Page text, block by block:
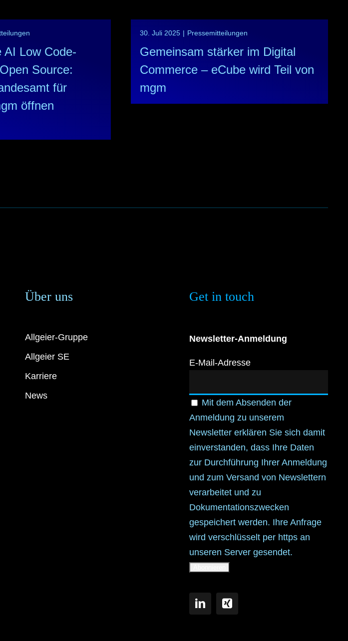
AI Low Code-
Source:
für
öffnen
30. Juli 2025 | Pressemitteilungen
Gemeinsam stärker im Digital
Commerce – eCube wird Teil von
mgm
Über uns
Allgeier-Gruppe
Allgeier SE
Karriere
News
Get in touch
Newsletter-Anmeldung
E-Mail-Adresse
Mit dem Absenden der
Anmeldung zu unserem
Newsletter erklären Sie sich damit
einverstanden, dass Ihre Daten
zur Durchführung Ihrer Anmeldung
und zum Versand von Newslettern
verarbeitet und zu
Dokumentationszwecken
gespeichert werden. Ihre Anfrage
wird verschlüsselt per https an
unseren Server gesendet.